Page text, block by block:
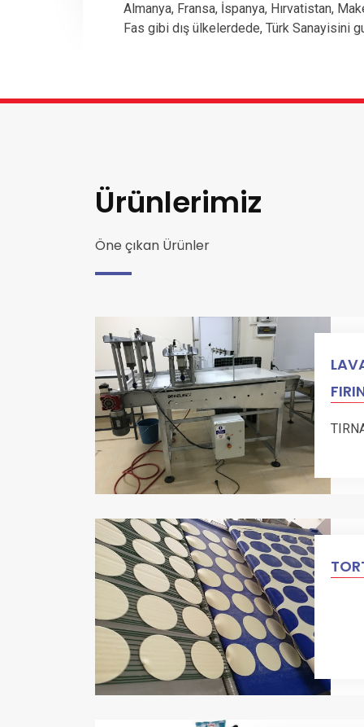
Almanya, Fransa, İspanya, Hırvatistan,
Fas gibi dış ülkelerdede, Türk Sanayisini
Ürünlerimiz
Öne çıkan Ürünler